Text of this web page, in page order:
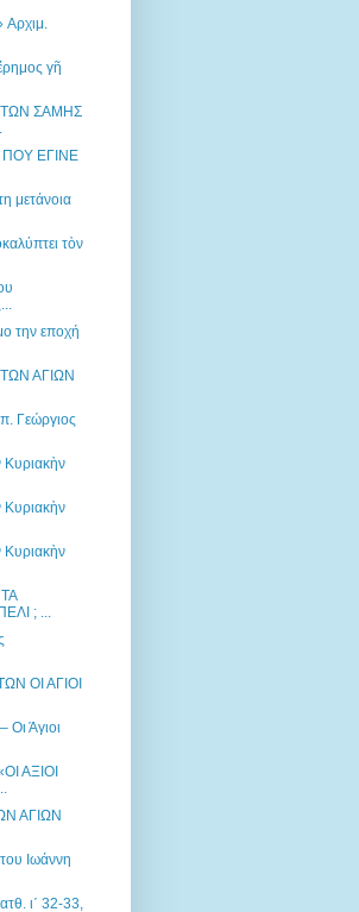
Αρχιμ.
γῆ
ΣΑΜΗΣ
ΕΓΙΝΕ
μετάνοια
τὸν
την εποχή
ΑΓΙΩΝ
Γεώργιος
Κυριακὴν
Κυριακὴν
Κυριακὴν
; ...
ΟΙ ΑΓΙΟΙ
Οι Άγιοι
ΑΞΙΟΙ
ΑΓΙΩΝ
Ιωάννη
ι΄ 32-33,